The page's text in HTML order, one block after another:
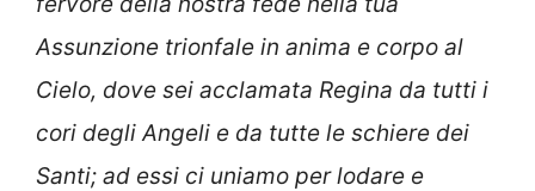
Assunzione trionfale in anima e corpo al
Cielo, dove sei acclamata Regina da tutti i
cori degli Angeli e da tutte le schiere dei
Santi; ad essi ci uniamo per lodare e